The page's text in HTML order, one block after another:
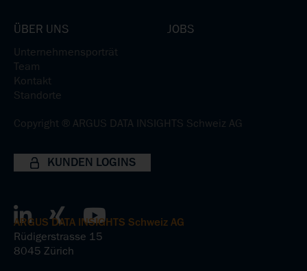
ARGUS DATA INSIGHTS Schweiz AG
Rüdigerstrasse 15
8045 Zürich
ÜBER UNS
Unternehmensporträt
Team
Kontakt
Standorte
JOBS
Copyright ® ARGUS DATA INSIGHTS Schweiz AG
KUNDEN LOGINS